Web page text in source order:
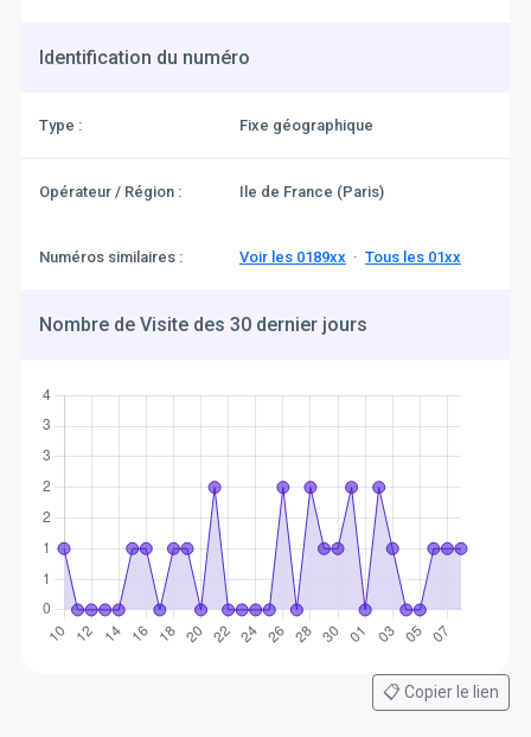
Identification du numéro
Type : Fixe géographique
Opérateur / Région : Ile de France (Paris)
Numéros similaires : Voir les 0189xx· Tous les 01xx
Nombre de Visite des 30 dernier jours
📋 Copier le lien